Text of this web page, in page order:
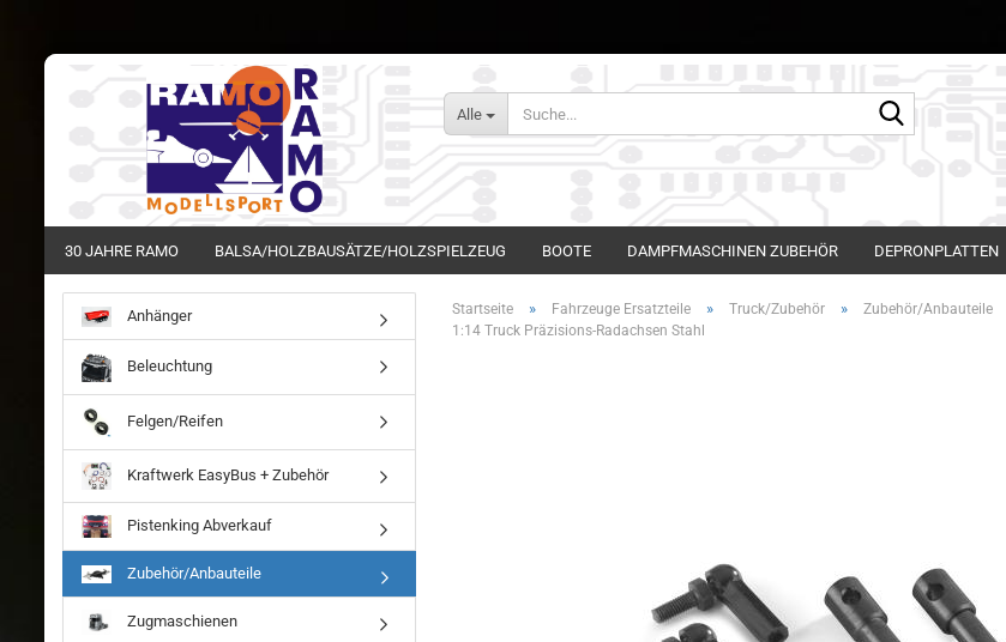
Alle
30 JAHRE RAMO BALSA/HOLZBAUSÄTZE/HOLZSPIELZEUG BOOTE DAMPFMASCHINEN ZUBEHÖR DEPRONPLATTEN
Startseite » Fahrzeuge Ersatzteile » Truck/Zubehör » Zubehör/Anbauteile
1:14 Truck Präzisions-Radachsen Stahl
Anhänger
Beleuchtung
Felgen/Reifen
Kraftwerk EasyBus + Zubehör
Pistenking Abverkauf
Zubehör/Anbauteile
Zugmaschienen